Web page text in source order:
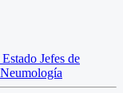
Estado Jefes de